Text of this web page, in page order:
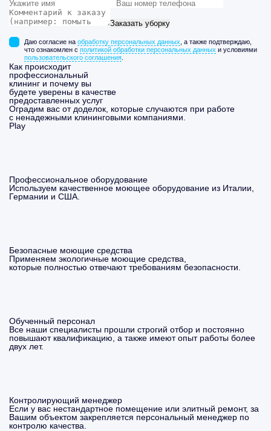
Заказать уборку
Даю согласие на обработку персональных данных , а также подтверждаю,
что ознакомлен с политикой обработки персональных данных и условиями
пользовательского соглашения
Как происходит
профессиональный
клининг и почему вы
будете уверены в качестве
предоставленных услуг
Оградим вас от доделок, которые случаются при работе
с ненадежными клининговыми компаниями.
Play
Профессиональное оборудование
Используем качественное моющее оборудование из Италии,
Германии и США.
Безопасные моющие средства
Применяем экологичные моющие средства,
которые полностью отвечают требованиям безопасности.
Обученный персонал
Все наши специалисты прошли строгий отбор и постоянно
повышают квалификацию, а также имеют опыт работы более
двух лет.
Контролирующий менеджер
Если у вас нестандартное помещение или элитный ремонт, за
Вашим объектом закрепляется персональный менеджер по
контролю качества.